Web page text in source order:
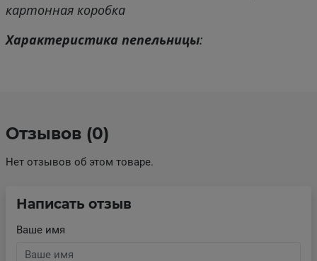
картонная коробка
Характеристика пепельницы:
Отзывов (0)
Нет отзывов об этом товаре.
Написать отзыв
Ваше имя